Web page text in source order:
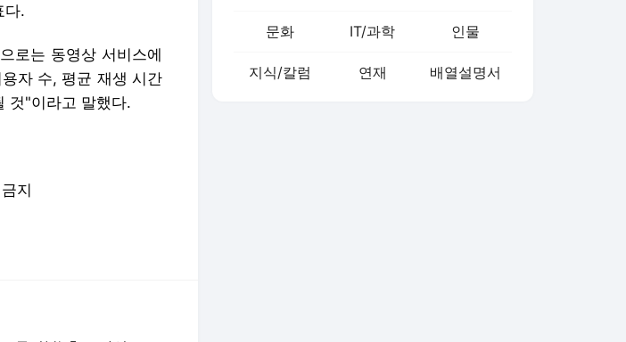
다.
로는 동영상 서비스에
자 수, 평균 재생 시간
것"이라고 말했다.
지
문화 IT/과학 인물
지식/칼럼 연재 배열설명서